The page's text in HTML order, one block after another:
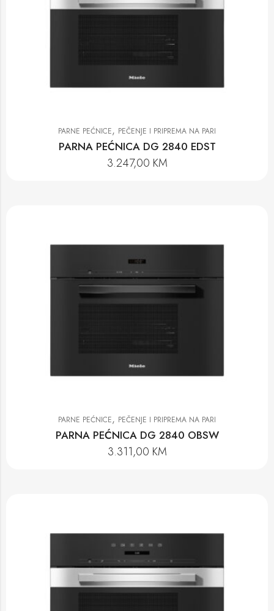
PARNE PEĆNICE, PEČENJE I PRIPREMA NA PARI
PARNA PEĆNICA DG 2840 EDST
3.247,00 KM
PARNE PEĆNICE, PEČENJE I PRIPREMA NA PARI
PARNA PEĆNICA DG 2840 OBSW
3.311,00 KM